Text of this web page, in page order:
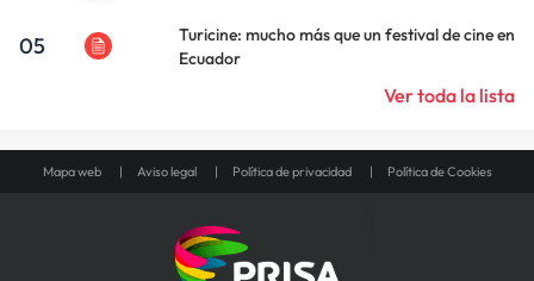
05
Turicine: mucho más que un festival de cine en
Ecuador
Ver toda la lista
Mapa web Aviso legal Política de privacidad Política de Cookies